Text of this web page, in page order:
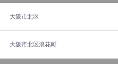
大阪市北区
大阪市北区浪花町